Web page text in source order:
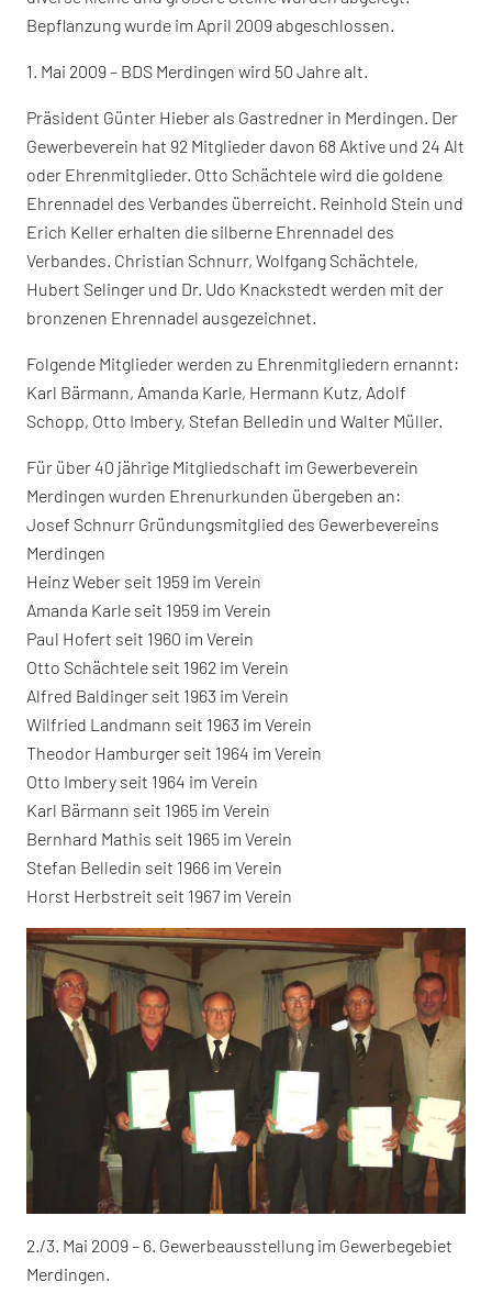
Bepflanzung wurde im April 2009 abgeschlossen.
1. Mai 2009 – BDS Merdingen wird 50 Jahre alt.
Präsident Günter Hieber als Gastredner in Merdingen. Der
Gewerbeverein hat 92 Mitglieder davon 68 Aktive und 24 Alt
oder Ehrenmitglieder. Otto Schächtele wird die goldene
Ehrennadel des Verbandes überreicht. Reinhold Stein und
Erich Keller erhalten die silberne Ehrennadel des
Verbandes. Christian Schnurr, Wolfgang Schächtele,
Hubert Selinger und Dr. Udo Knackstedt werden mit der
bronzenen Ehrennadel ausgezeichnet.
Folgende Mitglieder werden zu Ehrenmitgliedern ernannt:
Karl Bärmann, Amanda Karle, Hermann Kutz, Adolf
Schopp, Otto Imbery, Stefan Belledin und Walter Müller.
Für über 40 jährige Mitgliedschaft im Gewerbeverein
Merdingen wurden Ehrenurkunden übergeben an:
Josef Schnurr Gründungsmitglied des Gewerbevereins
Merdingen
Heinz Weber seit 1959 im Verein
Amanda Karle seit 1959 im Verein
Paul Hofert seit 1960 im Verein
Otto Schächtele seit 1962 im Verein
Alfred Baldinger seit 1963 im Verein
Wilfried Landmann seit 1963 im Verein
Theodor Hamburger seit 1964 im Verein
Otto Imbery seit 1964 im Verein
Karl Bärmann seit 1965 im Verein
Bernhard Mathis seit 1965 im Verein
Stefan Belledin seit 1966 im Verein
Horst Herbstreit seit 1967 im Verein
2./3. Mai 2009 – 6. Gewerbeausstellung im Gewerbegebiet
Merdingen.